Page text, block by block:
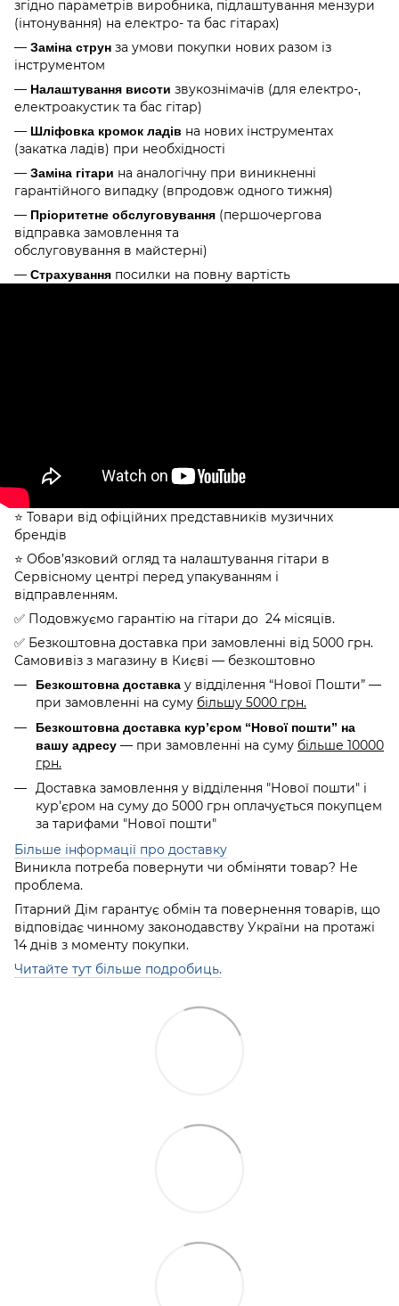
згідно параметрів виробника, підлаштування мензури
(інтонування) на електро- та бас гітарах)
— Заміна струн за умови покупки нових разом із
інструментом
— Налаштування висоти звукознімачів (для електро-,
електроакустик та бас гітар)
— Шліфовка кромок ладів на нових інструментах
(закатка ладів) при необхідності
— Заміна гітари на аналогічну при виникненні
гарантійного випадку (впродовж одного тижня)
— Пріоритетне обслуговування (першочергова
відправка замовлення та
обслуговування в майстерні)
— Страхування посилки на повну вартість
⭐️ Товари від офіційних представників музичних
брендів
⭐️ Обов’язковий огляд та налаштування гітари в
Сервісному центрі перед упакуванням і
відправленням.
✅ Подовжуємо гарантію на гітари до 24 місяців.
✅ Безкоштовна доставка при замовленні від 5000 грн.
Самовивіз з магазину в Києві — безкоштовно
Безкоштовна доставка у відділення “Нової Пошти” —
при замовленні на суму більшу 5000 грн.
Безкоштовна доставка кур’єром “Нової пошти” на
вашу адресу — при замовленні на суму більше 10000
грн.
Доставка замовлення у відділення "Нової пошти" і
кур'єром на суму до 5000 грн оплачується покупцем
за тарифами "Нової пошти"
Більше інформації про доставку
Виникла потреба повернути чи обміняти товар? Не
проблема.
Гітарний Дім гарантує обмін та повернення товарів, що
відповідає чинному законодавству України на протажі
14 днів з моменту покупки.
Читайте тут більше подробиць.